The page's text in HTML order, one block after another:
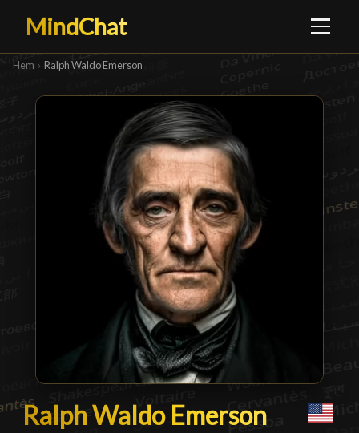
MindChat
Hem › Ralph Waldo Emerson
Ralph Waldo Emerson
Ralph Waldo Emerson█